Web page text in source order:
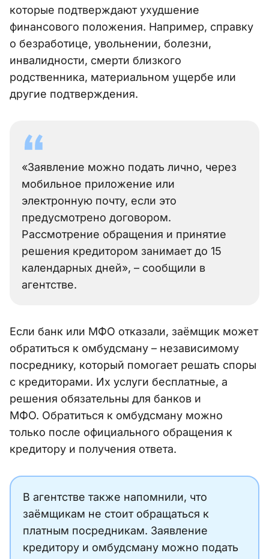
которые подтверждают ухудшение
финансового положения. Например, справку
о безработице, увольнении, болезни,
инвалидности, смерти близкого
родственника, материальном ущербе или
другие подтверждения.
«Заявление можно подать лично, через
мобильное приложение или
электронную почту, если это
предусмотрено договором.
Рассмотрение обращения и принятие
решения кредитором занимает до 15
календарных дней», – сообщили в
агентстве.
Если банк или МФО отказали, заёмщик может
обратиться к омбудсману – независимому
посреднику, который помогает решать споры
с кредиторами. Их услуги бесплатные, а
решения обязательны для банков и
МФО. Обратиться к омбудсману можно
только после официального обращения к
кредитору и получения ответа.
В агентстве также напомнили, что
заёмщикам не стоит обращаться к
платным посредникам. Заявление
кредитору и омбудсману можно подать